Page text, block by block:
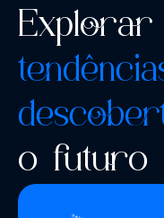
Explorar
o futuro